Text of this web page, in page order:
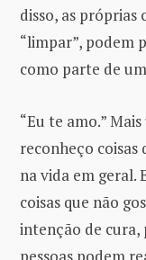
disso, as próprias
“limpar”, podem
como parte de
“Eu te amo.”
reconheço coisas
na vida em geral.
coisas que não
intenção de cura,